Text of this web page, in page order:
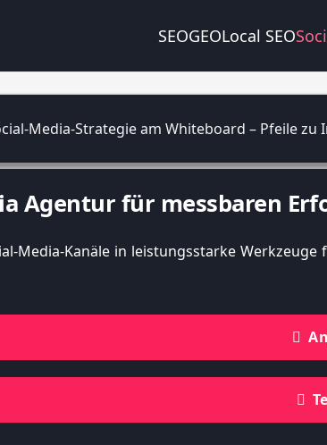
SEOGEOLocal SEO
Agentur für messbaren
Media-Kanäle in leistungsstarke